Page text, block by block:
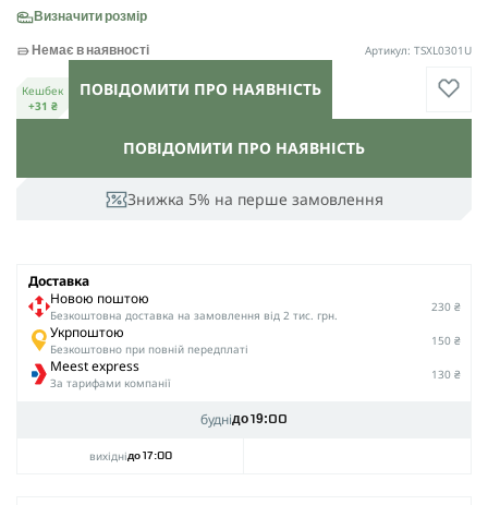
Визначити розмір
Знижка 5% на перше замовлення
ПОВІДОМИТИ ПРО НАЯВНІСТЬ
Немає в наявності Артикул: TSXL0301U
Кешбек
+31 ₴
ПОВІДОМИТИ ПРО НАЯВНІСТЬ
Доставка
Новою поштою
Безкоштовна доставка на замовлення від 2 тис. грн.
230 ₴
Укрпоштою
Безкоштовно при повній передплаті
150 ₴
Meest express
За тарифами компанії
130 ₴
буднідо 19:00
вихіднідо 17:00